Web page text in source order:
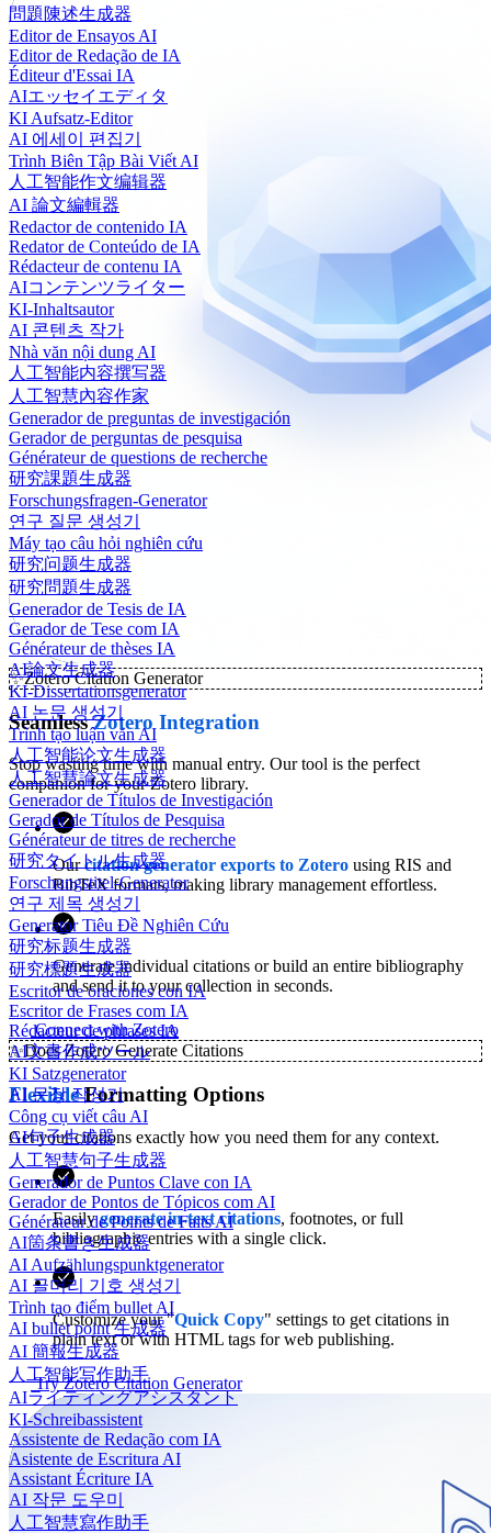
問題陳述生成器
Editor de Ensayos AI
Editor de Redação de IA
Éditeur d'Essai IA
AIエッセイエディタ
KI Aufsatz-Editor
AI 에세이 편집기
Trình Biên Tập Bài Viết AI
人工智能作文编辑器
AI 論文編輯器
Redactor de contenido IA
Redator de Conteúdo de IA
Rédacteur de contenu IA
AIコンテンツライター
KI-Inhaltsautor
AI 콘텐츠 작가
Nhà văn nội dung AI
人工智能内容撰写器
人工智慧內容作家
Generador de preguntas de investigación
Gerador de perguntas de pesquisa
Générateur de questions de recherche
研究課題生成器
Forschungsfragen-Generator
연구 질문 생성기
Máy tạo câu hỏi nghiên cứu
研究问题生成器
研究問題生成器
Generador de Tesis de IA
Gerador de Tese com IA
Générateur de thèses IA
AI論文生成器
KI-Dissertationsgenerator
AI 논문 생성기
Trình tạo luận văn AI
人工智能论文生成器
人工智慧論文生成器
Generador de Títulos de Investigación
Gerador de Títulos de Pesquisa
Générateur de titres de recherche
研究タイトル生成器
Forschungstitel-Generator
연구 제목 생성기
Generator Tiêu Đề Nghiên Cứu
研究标题生成器
研究標題生成器
Escritor de oraciones con IA
Escritor de Frases com IA
Rédacteur de phrases IA
AI文書作成ツール
KI Satzgenerator
AI 문장 작성기
Công cụ viết câu AI
AI句子生成器
人工智慧句子生成器
Generador de Puntos Clave con IA
Gerador de Pontos de Tópicos com AI
Générateur de Points de Faits AI
AI箇条書き生成器
AI Aufzählungspunktgenerator
AI 글머리 기호 생성기
Trình tạo điểm bullet AI
AI bullet point 生成器
AI 簡報生成器
人工智能写作助手
AIライティングアシスタント
KI-Schreibassistent
Assistente de Redação com IA
Asistente de Escritura AI
Assistant Écriture IA
AI 작문 도우미
人工智慧寫作助手
✨Zotero Citation Generator
SeamlessZotero Integration
Stop wasting time with manual entry. Our tool is the perfect
companion for your Zotero library.
Ourcitation generator exports to Zotero using RIS and
BibTeX formats, making library management effortless.
Generate individual citations or build an entire bibliography
and send it to your collection in seconds.
Connect with Zotero
✨Docs Zotero Generate Citations
FlexibleFormatting Options
Get your citations exactly how you need them for any context.
Easilygenerate in-text citations, footnotes, or full
bibliographic entries with a single click.
Customize your "Quick Copy" settings to get citations in
plain text or with HTML tags for web publishing.
Try Zotero Citation Generator